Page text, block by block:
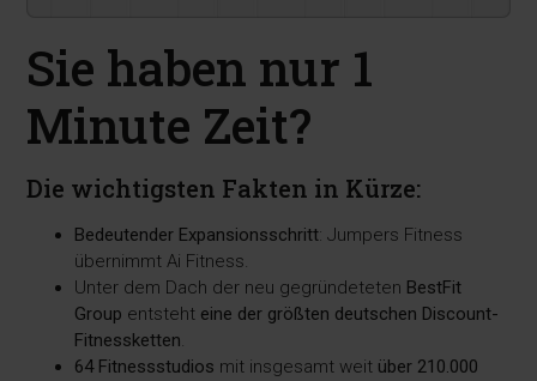
Sie haben nur 1
Minute Zeit?
Die wichtigsten Fakten in Kürze:
Bedeutender Expansionsschritt: Jumpers Fitness
übernimmt Ai Fitness.
Unter dem Dach der neu gegründeteten BestFit
Group entsteht eine der größten deutschen Discount-
Fitnessketten.
64 Fitnessstudios mit insgesamt weit über 210.000